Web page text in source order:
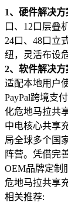
1、硬件解决方
口、12口层叠
24口、48口立
纽，灵活布设
2、软件解决方
适配本地用户
PayPal跨境支
化危地马拉共
中电核心共享
局全球多个国
阵营。凭借完
OEM品牌定制
危地马拉共享
相关推荐: